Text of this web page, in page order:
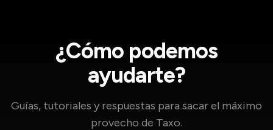
¿Cómo podemos
ayudarte?
Guías, tutoriales y respuestas para sacar el máximo
provecho de Taxo.